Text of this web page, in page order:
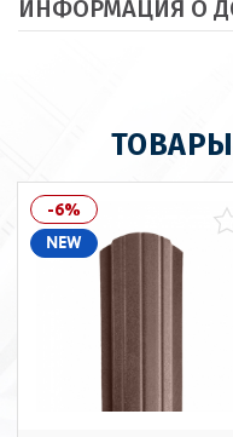
ИНФОРМАЦИЯ О
-6%
NEW